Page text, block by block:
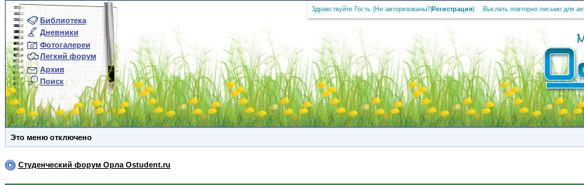
Библиотека
Дневники
Фотогалереи
Легкий форум
Архив
Поиск
Здравствуйте Гость (Не авторизованы? Регистрация) Выслать повторно письмо для
Это меню отключено
Студенческий форум Орла Ostudent.ru